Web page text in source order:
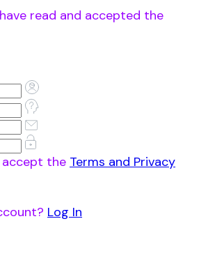
read and accepted the
accept the Terms and Privacy
Log In